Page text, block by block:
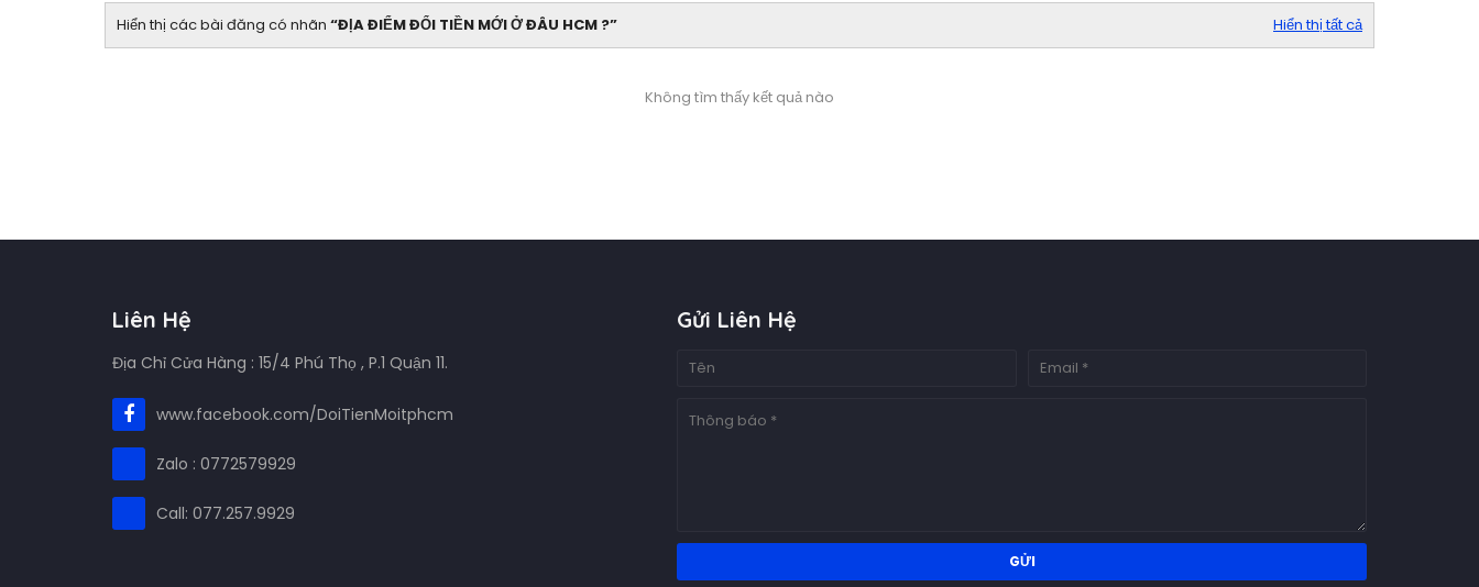
Hiển thị các bài đăng có nhãn ĐỊA ĐIỂM ĐỔI TIỀN MỚI Ở ĐÂU HCM ? Hiển thị tất cả
Không tìm thấy kết quả nào
Liên Hệ
Địa Chỉ Cửa Hàng : 15/4 Phú Thọ , P.1 Quận 11.
www.facebook.com/DoiTienMoitphcm
Zalo : 0772579929
Call: 077.257.9929
Gửi Liên Hệ